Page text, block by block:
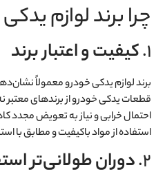
چرا برند لوازم
1. کیفیت و اعتبار برند
برند لوازم یدکی خودرو معمولاً
قطعات یدکی خودرو از برندهای معتبر
احتمال خرابی و نیاز به تعویض مجدد
استفاده از مواد باکیفیت و مطابق با
2. دوران طولانی‌تر